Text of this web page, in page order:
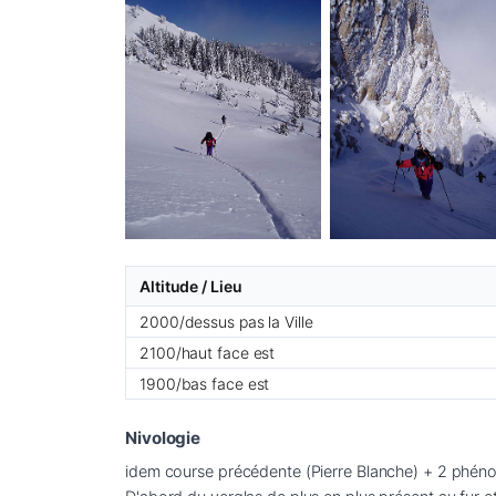
Altitude / Lieu
2000/dessus pas la Ville
2100/haut face est
1900/bas face est
Nivologie
idem course précédente (Pierre Blanche) + 2